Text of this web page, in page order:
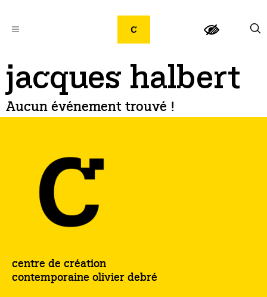
jacques halbert
Aucun événement trouvé !
centre de création
contemporaine olivier debré